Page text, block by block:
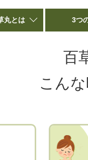
丸とは 3つ
百
こん